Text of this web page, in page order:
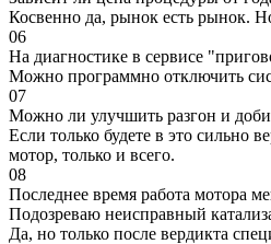
Косвенно да, рынок есть рынок.
06
На диагностике в сервисе
Можно программно отключить
07
Можно ли улучшить разгон и
Если только будете в это сильно
мотор, только и всего.
08
Последнее время работа мотора
Подозреваю неисправный
Да, но только после вердикта